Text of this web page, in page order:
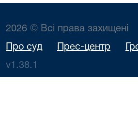
2026 © Всі права захищені
Про суд Прес-центр
v1.38.1